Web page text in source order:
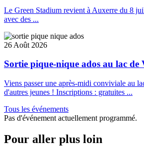
Le Green Stadium revient à Auxerre du 8
avec des ...
26 Août 2026
Sortie pique-nique ados au lac de
Viens passer une après-midi conviviale au
d'autres jeunes ! Inscriptions : gratuites ...
Tous les événements
Pas d'événement actuellement programmé.
Pour aller plus loin